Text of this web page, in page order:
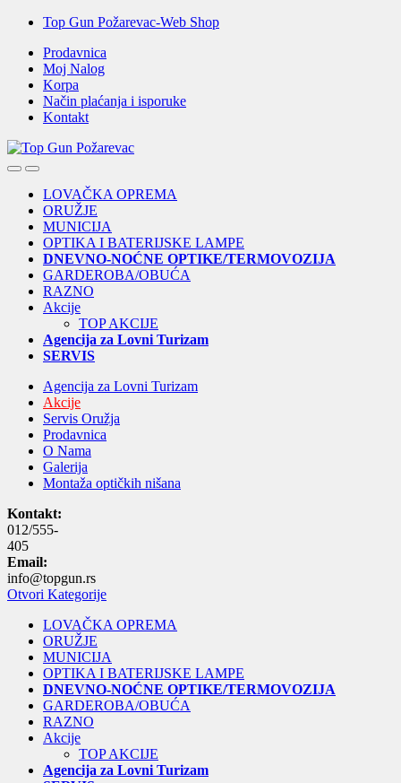
Skip
navigation
Skip
content
Top Gun Požarevac-Web Shop
Prodavnica
Moj Nalog
Korpa
Način plaćanja i isporuke
Kontakt
OpenClose
LOVAČKA OPREMA
ORUŽJE
MUNICIJA
OPTIKA I BATERIJSKE LAMPE
DNEVNO-NOĆNE OPTIKE/TERMOVOZIJA
GARDEROBA/OBUĆA
RAZNO
Akcije
TOP AKCIJE
Agencija za Lovni Turizam
SERVIS
Agencija za Lovni Turizam
Akcije
Servis Oružja
Prodavnica
O Nama
Galerija
Montaža optičkih nišana
Kontakt:
012/555-
405
Email:
info@topgun.rs
Otvori Kategorije
LOVAČKA OPREMA
ORUŽJE
MUNICIJA
OPTIKA I BATERIJSKE LAMPE
DNEVNO-NOĆNE OPTIKE/TERMOVOZIJA
GARDEROBA/OBUĆA
RAZNO
Akcije
TOP AKCIJE
Agencija za Lovni Turizam